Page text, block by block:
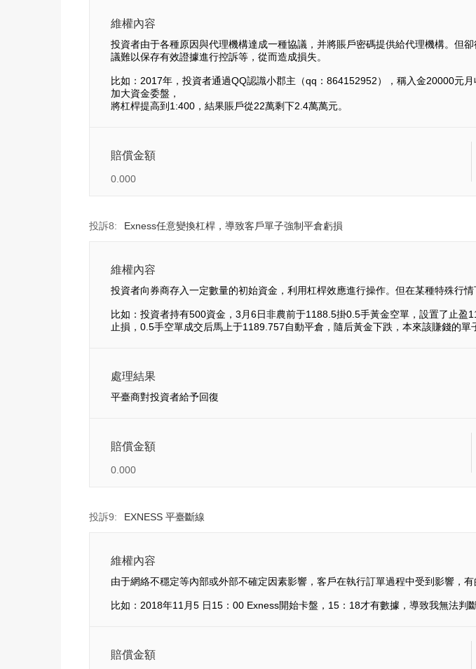
維權內容
投資者由于各種原因與代理機構達成一種協議，并將賬戶密碼提供給代理機構。但
議難以保存有效證據進行控訴等，從而造成損失。
比如：2017年，投資者通過QQ認識小郡主（qq：864152952），稱入金20000元
加大資金委盤，
將杠桿提高到1:400，結果賬戶從22萬剩下2.4萬萬元。
賠償金額
0.000
投訴8: Exness任意變換杠桿，導致客戶單子強制平倉虧損
維權內容
投資者向券商存入一定數量的初始資金，利用杠桿效應進行操作。但在某種特殊行
比如：投資者持有500資金，3月6日非農前于1188.5掛0.5手黃金空單，設置了止
止損，0.5手空單成交后馬上于1189.757自動平倉，隨后黃金下跌，本來該賺錢的
處理結果
平臺商對投資者給予回復
賠償金額
0.000
投訴9: EXNESS 平臺斷線
維權內容
由于網絡不穩定等內部或外部不確定因素影響，客戶在執行訂單過程中受到影響，有
比如：2018年11月5 日15：00 Exness開始卡盤，15：18才有數據，導致我無法判
賠償金額